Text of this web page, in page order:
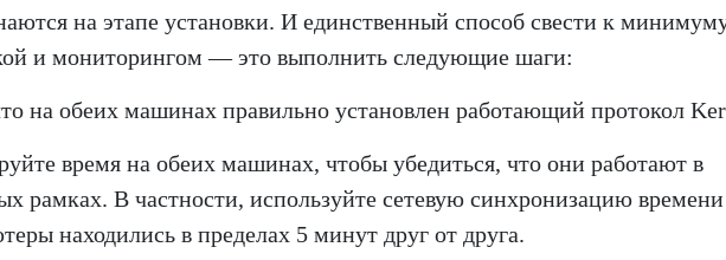
на этапе установки. И единственный способ свести к
и мониторингом — это выполнить следующие шаги:
на обеих машинах правильно установлен работающий протокол
время на обеих машинах, чтобы убедиться, что они работают в
рамках. В частности, используйте сетевую синхронизацию времени
находились в пределах 5 минут друг от друга.